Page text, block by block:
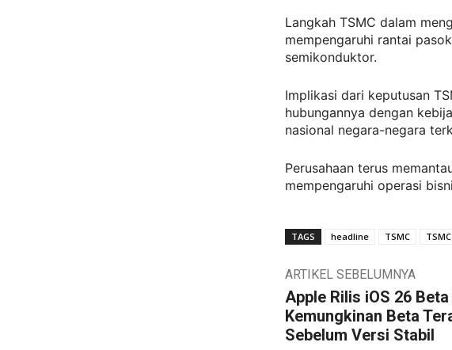
Langkah TSMC dalam
mempengaruhi rantai
semikonduktor.
Implikasi dari keputusan
hubungannya dengan
nasional negara-negara
Perusahaan terus
mempengaruhi operasi
TAGS headline TSMC
ARTIKEL SEBELUMNYA
Apple Rilis iOS 26 Beta
Kemungkinan Beta
Sebelum Versi Stabil